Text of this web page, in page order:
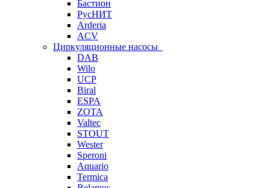
Бастион
РусНИТ
Arderia
ACV
Циркуляционные насосы
DAB
Wilo
UCP
Biral
ESPA
ZOTA
Valtec
STOUT
Wester
Speroni
Aquario
Termica